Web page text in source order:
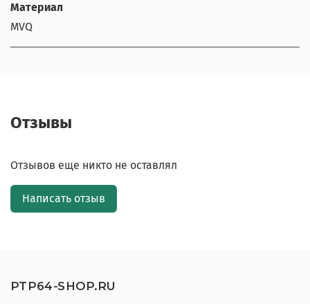
Материал
MVQ
Отзывы
Отзывов еще никто не оставлял
Написать отзыв
PTP64-SHOP.RU